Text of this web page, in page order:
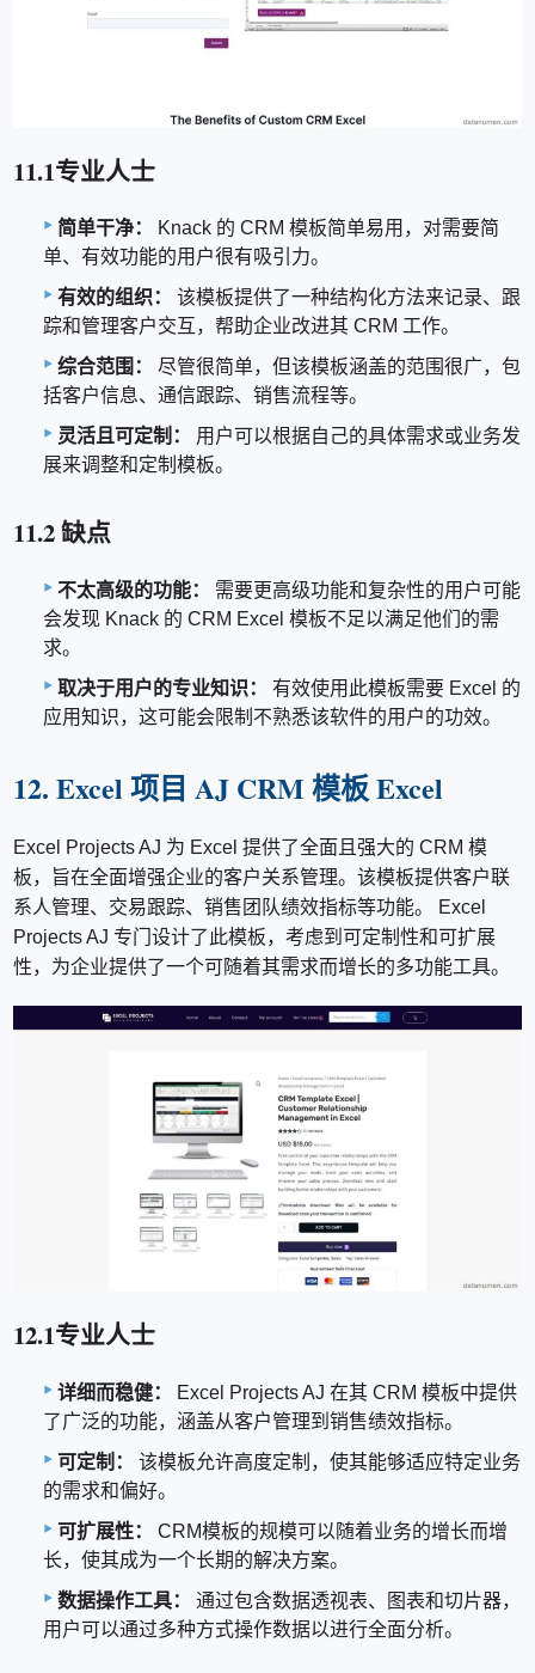
11.1专业人士
简单干净：
Knack 的 CRM 模板简单易用，对需要简
单、有效功能的用户很有吸引力。
有效的组织：
该模板提供了一种结构化方法来记录、跟
踪和管理客户交互，帮助企业改进其 CRM 工作。
综合范围：
尽管很简单，但该模板涵盖的范围很广，包
括客户信息、通信跟踪、销售流程等。
灵活且可定制：
用户可以根据自己的具体需求或业务发
展来调整和定制模板。
11.2 缺点
不太高级的功能：
需要更高级功能和复杂性的用户可能
会发现 Knack 的 CRM Excel 模板不足以满足他们的需
求。
取决于用户的专业知识：
有效使用此模板需要 Excel 的
应用知识，这可能会限制不熟悉该软件的用户的功效。
12. Excel 项目 AJ CRM 模板 Excel
Excel Projects AJ 为 Excel 提供了全面且强大的 CRM 模
板，旨在全面增强企业的客户关系管理。该模板提供客户联
系人管理、交易跟踪、销售团队绩效指标等功能。 Excel
Projects AJ 专门设计了此模板，考虑到可定制性和可扩展
性，为企业提供了一个可随着其需求而增长的多功能工具。
12.1专业人士
详细而稳健：
Excel Projects AJ 在其 CRM 模板中提供
了广泛的功能，涵盖从客户管理到销售绩效指标。
可定制：
该模板允许高度定制，使其能够适应特定业务
的需求和偏好。
可扩展性：
CRM模板的规模可以随着业务的增长而增
长，使其成为一个长期的解决方案。
数据操作工具：
通过包含数据透视表、图表和切片器，
用户可以通过多种方式操作数据以进行全面分析。